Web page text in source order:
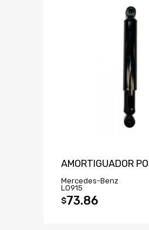
AMORTIGUADOR
Mercedes-Benz
LO915
$73.86